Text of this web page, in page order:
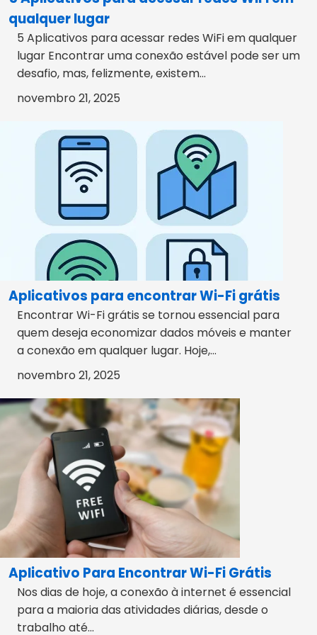
qualquer lugar
5 Aplicativos para acessar redes WiFi em qualquer
lugar Encontrar uma conexão estável pode ser um
desafio, mas, felizmente, existem...
novembro 21, 2025
Aplicativos para encontrar Wi-Fi grátis
Encontrar Wi-Fi grátis se tornou essencial para
quem deseja economizar dados móveis e manter
a conexão em qualquer lugar. Hoje,...
novembro 21, 2025
Aplicativo Para Encontrar Wi-Fi Grátis
Nos dias de hoje, a conexão à internet é essencial
para a maioria das atividades diárias, desde o
trabalho até...